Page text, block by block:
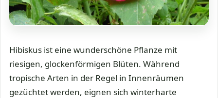
Hibiskus ist eine wunderschöne Pflanze mit
riesigen, glockenförmigen Blüten. Während
tropische Arten in der Regel in Innenräumen
gezüchtet werden, eignen sich winterharte